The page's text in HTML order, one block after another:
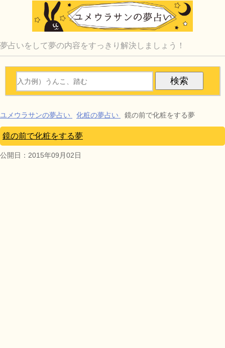
夢占いをして夢の内容をすっきり解決しましょう！
ユメウラサンの夢占い 化粧の夢占い 鏡の前で化粧をする夢
鏡の前で化粧をする夢
公開日： 2015年09月02日